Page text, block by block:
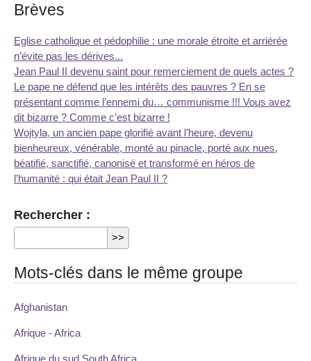
Brèves
Eglise catholique et pédophilie : une morale étroite et arriérée
n’évite pas les dérives...
Jean Paul II devenu saint pour remerciement de quels actes ?
Le pape ne défend que les intérêts des pauvres ? En se
présentant comme l’ennemi du… communisme !!! Vous avez
dit bizarre ? Comme c’est bizarre !
Wojtyla, un ancien pape glorifié avant l’heure, devenu
bienheureux, vénérable, monté au pinacle, porté aux nues,
béatifié, sanctifié, canonisé et transformé en héros de
l’humanité : qui était Jean Paul II ?
Rechercher :
Mots-clés dans le même groupe
Afghanistan
Afrique - Africa